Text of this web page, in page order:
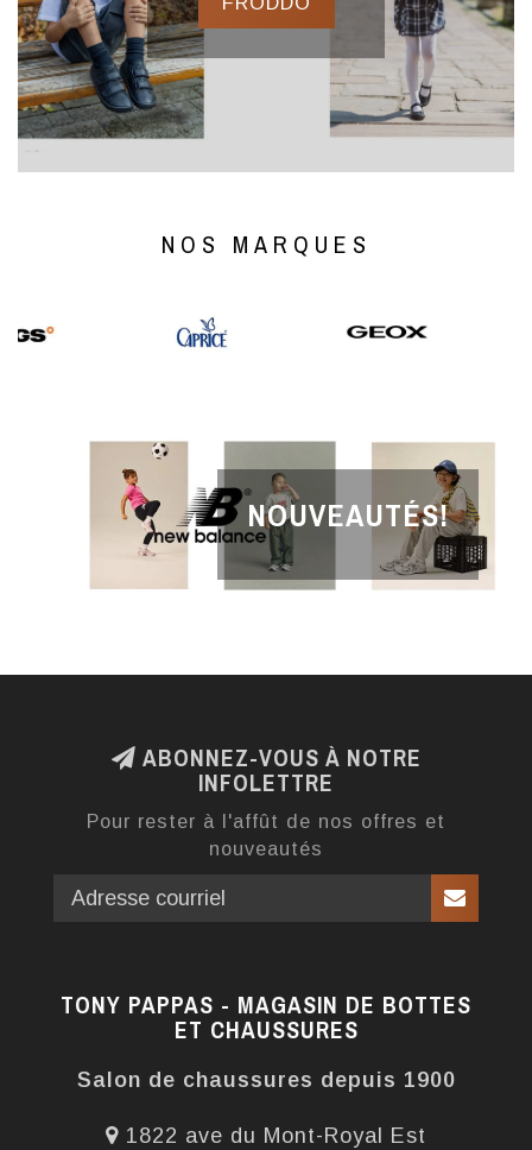
NOS MARQUES
NOUVEAUTÉS!
ABONNEZ-VOUS À NOTRE
INFOLETTRE
Pour rester à l'affût de nos offres et
nouveautés
TONY PAPPAS - MAGASIN DE BOTTES
ET CHAUSSURES
Salon de chaussures depuis 1900
1822 ave du Mont-Royal Est